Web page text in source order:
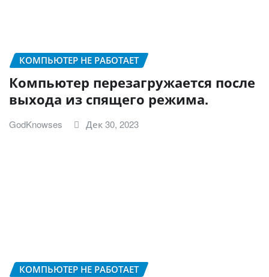
КОМПЬЮТЕР НЕ РАБОТАЕТ
Компьютер перезагружается после
выхода из спящего режима.
GodKnowses Дек 30, 2023
КОМПЬЮТЕР НЕ РАБОТАЕТ